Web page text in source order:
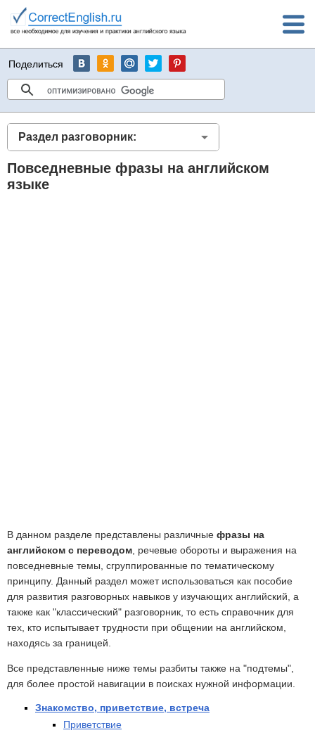
Поделиться
Раздел разговорник:
Повседневные фразы на английском
языке
В данном разделе представлены различные фразы на
английском с переводом, речевые обороты и выражения на
повседневные темы, сгруппированные по тематическому
принципу. Данный раздел может использоваться как пособие
для развития разговорных навыков у изучающих английский, а
также как "классический" разговорник, то есть справочник для
тех, кто испытывает трудности при общении на английском,
находясь за границей.
Все представленные ниже темы разбиты также на "подтемы",
для более простой навигации в поисках нужной информации.
Знакомство, приветствие, встреча
Приветствие